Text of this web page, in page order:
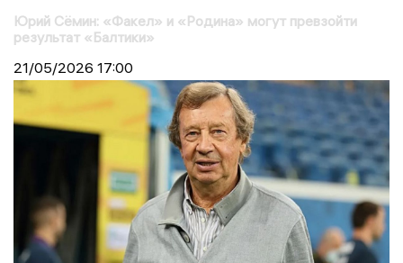
Юрий Сёмин: «Факел» и «Родина» могут превзойти
результат «Балтики»
21/05/2026 17:00